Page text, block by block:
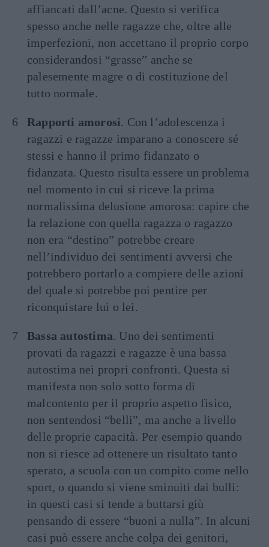
affiancati dall’acne. Questo si verifica
spesso anche nelle ragazze che, oltre alle
imperfezioni, non accettano il proprio corpo
considerandosi “grasse” anche se
palesemente magre o di costituzione del
tutto normale.
Rapporti amorosi. Con l’adolescenza i
ragazzi e ragazze imparano a conoscere sé
stessi e hanno il primo fidanzato o
fidanzata. Questo risulta essere un problema
nel momento in cui si riceve la prima
normalissima delusione amorosa: capire che
la relazione con quella ragazza o ragazzo
non era “destino” potrebbe creare
nell’individuo dei sentimenti avversi che
potrebbero portarlo a compiere delle azioni
del quale si potrebbe poi pentire per
riconquistare lui o lei.
Bassa autostima. Uno dei sentimenti
provati da ragazzi e ragazze è una bassa
autostima nei propri confronti. Questa si
manifesta non solo sotto forma di
malcontento per il proprio aspetto fisico,
non sentendosi “belli”, ma anche a livello
delle proprie capacità. Per esempio quando
non si riesce ad ottenere un risultato tanto
sperato, a scuola con un compito come nello
sport, o quando si viene sminuiti dai bulli:
in questi casi si tende a buttarsi giù
pensando di essere “buoni a nulla”. In alcuni
casi può essere anche colpa dei genitori,